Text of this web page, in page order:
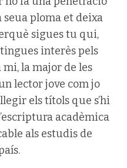
seua ploma et deixa
sigues tu qui,
interès pels
mi, la major de les
lector jove com jo
els títols que s’hi
acadèmica
als estudis de